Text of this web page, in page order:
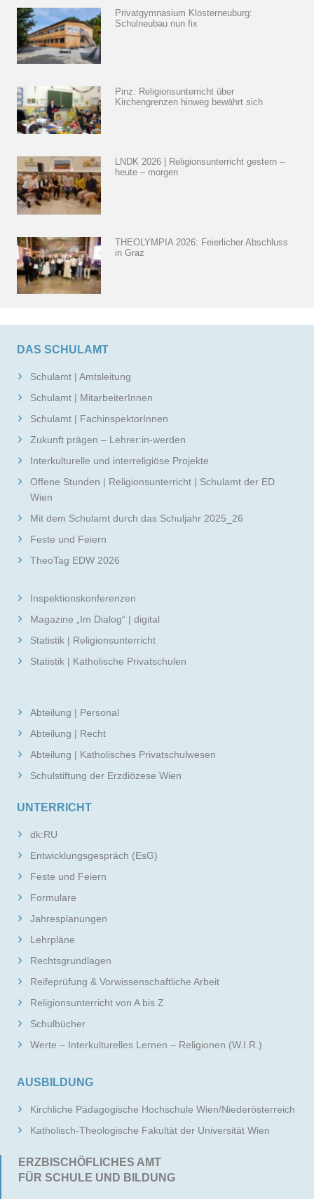
Privatgymnasium Klosterneuburg:
Schulneubau nun fix
Pinz: Religionsunterricht über
Kirchengrenzen hinweg bewährt sich
LNDK 2026 | Religionsunterricht gestern –
heute – morgen
THEOLYMPIA 2026: Feierlicher Abschluss
in Graz
DAS SCHULAMT
Schulamt | Amtsleitung
Schulamt | MitarbeiterInnen
Schulamt | FachinspektorInnen
Zukunft prägen – Lehrer:in-werden
Interkulturelle und interreligiöse Projekte
Offene Stunden | Religionsunterricht | Schulamt der ED
Wien
Mit dem Schulamt durch das Schuljahr 2025_26
Feste und Feiern
TheoTag EDW 2026
Inspektionskonferenzen
Magazine „Im Dialog“ | digital
Statistik | Religionsunterricht
Statistik | Katholische Privatschulen
Abteilung | Personal
Abteilung | Recht
Abteilung | Katholisches Privatschulwesen
Schulstiftung der Erzdiözese Wien
UNTERRICHT
dk:RU
Entwicklungsgespräch (EsG)
Feste und Feiern
Formulare
Jahresplanungen
Lehrpläne
Rechtsgrundlagen
Reifeprüfung & Vorwissenschaftliche Arbeit
Religionsunterricht von A bis Z
Schulbücher
Werte – Interkulturelles Lernen – Religionen (W.I.R.)
AUSBILDUNG
Kirchliche Pädagogische Hochschule Wien/Niederösterreich
Katholisch-Theologische Fakultät der Universität Wien
ERZBISCHÖFLICHES AMT
FÜR SCHULE UND BILDUNG